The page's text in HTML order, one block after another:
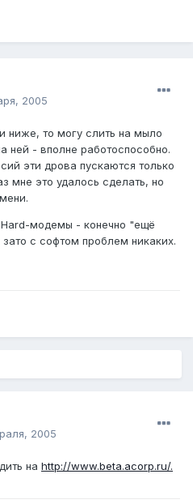
2005
ниже, то могу слить на мыло
- вполне работоспособно.
эти дрова пускаются только
мне это удалось сделать, но
модемы - конечно "ещё
с софтом проблем никаких.
2005
на http://www.beta.acorp.ru/.